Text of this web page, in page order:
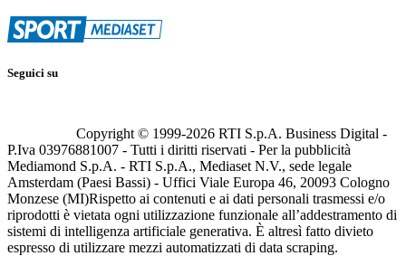
Seguici su
Copyright © 1999-2026 RTI S.p.A. Business Digital -
P.Iva 03976881007 - Tutti i diritti riservati - Per la pubblicità
Mediamond S.p.A. - RTI S.p.A., Mediaset N.V., sede legale
Amsterdam (Paesi Bassi) - Uffici Viale Europa 46, 20093 Cologno
Monzese (MI)Rispetto ai contenuti e ai dati personali trasmessi e/o
riprodotti è vietata ogni utilizzazione funzionale all’addestramento di
sistemi di intelligenza artificiale generativa. È altresì fatto divieto
espresso di utilizzare mezzi automatizzati di data scraping.